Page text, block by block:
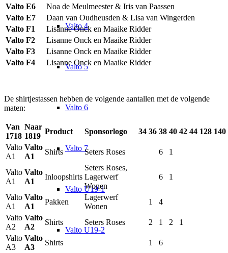
Valto 4
Valto 5
Valto 6
Valto 7
Valto U19-1
Valto U19-2
Valto E6
Noa de Meulmeester & Iris van Paassen
Valto E7
Daan van Oudheusden & Lisa van Wingerden
Valto F1
Lisanne Onck en Maaike Ridder
Valto F2
Lisanne Onck en Maaike Ridder
Valto F3
Lisanne Onck en Maaike Ridder
Valto F4
Lisanne Onck en Maaike Ridder
De shirtjestassen hebben de volgende aantallen met de volgende
maten:
Van
1718
Naar
1819
Product Sponsorlogo 34 36 38 40 42 44 128 140
Valto
A1
Valto
A1
Shirts Seters Roses 6 1
Valto
A1
Valto
A1
Inloopshirts
Seters Roses,
Lagerwerf
Wonen
6 1
Valto
A1
Valto
A1
Pakken
Lagerwerf
Wonen
1
4
Valto
A2
Valto
A2
Shirts Seters Roses 2 1 2
1
Valto
A3
Valto
A3
Shirts 1
6